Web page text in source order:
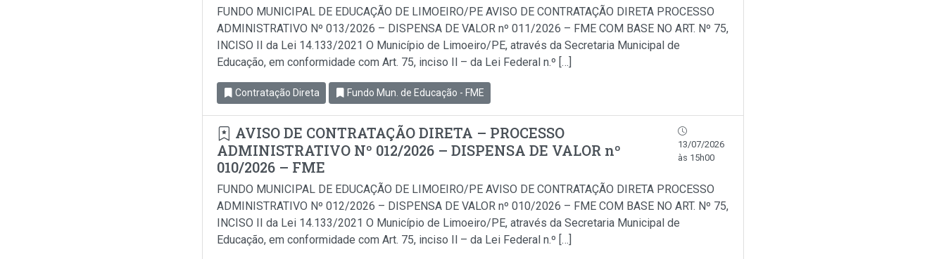
FUNDO MUNICIPAL DE EDUCAÇÃO DE LIMOEIRO/PE AVISO DE CONTRATAÇÃO DIRETA PROCESSO
ADMINISTRATIVO Nº 013/2026 – DISPENSA DE VALOR nº 011/2026 – FME COM BASE NO ART. Nº 75,
INCISO II da Lei 14.133/2021 O Município de Limoeiro/PE, através da Secretaria Municipal de
Educação, em conformidade com Art. 75, inciso Il – da Lei Federal n.º […]
Contratação Direta Fundo Mun. de Educação - FME
AVISO DE CONTRATAÇÃO DIRETA – PROCESSO
ADMINISTRATIVO Nº 012/2026 – DISPENSA DE VALOR nº
010/2026 – FME
13/07/2026
às 15h00
FUNDO MUNICIPAL DE EDUCAÇÃO DE LIMOEIRO/PE AVISO DE CONTRATAÇÃO DIRETA PROCESSO
ADMINISTRATIVO Nº 012/2026 – DISPENSA DE VALOR nº 010/2026 – FME COM BASE NO ART. Nº 75,
INCISO II da Lei 14.133/2021 O Município de Limoeiro/PE, através da Secretaria Municipal de
Educação, em conformidade com Art. 75, inciso Il – da Lei Federal n.º […]